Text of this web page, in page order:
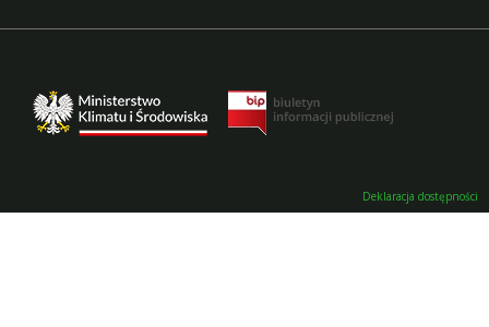
Deklaracja dostępności